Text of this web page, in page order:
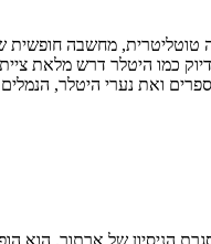
טוטליטרית, מחשבה חופשית
כמו היטלר דרש מלאת
ואת נערי היטלר, הנמלים
הניסיון של ארתור, הוא